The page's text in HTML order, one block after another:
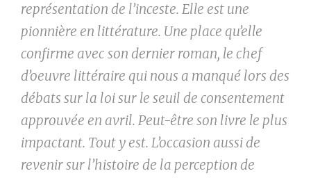
représentation de l’inceste. Elle est une
pionnière en littérature. Une place qu’elle
confirme avec son dernier roman, le chef
d’oeuvre littéraire qui nous a manqué lors des
débats sur la loi sur le seuil de consentement
approuvée en avril. Peut-être son livre le plus
impactant. Tout y est. L’occasion aussi de
revenir sur l’histoire de la perception de